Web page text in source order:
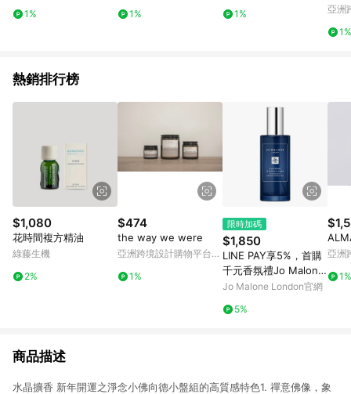
1% 1% 1%
小佛
亞洲
1%
熱銷排行榜
$1,080
花時間複方精油
綠藤生機
2%
$474
the way we were
亞洲跨境設計購物平台
1%
限時加碼
$1,850
LINE PAY享5%，首購
千元香氛禮Jo Malone
London 薰衣草與月光
Jo Malone London官網
5%
亞洲
1%
商品描述
水晶擴香 新年開運之淨念小佛向德小盤組的高質感特色1. 禪意佛像，象